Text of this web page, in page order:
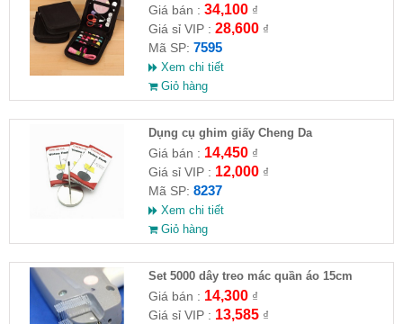
Giá bán : 34,100₫
Giá sỉ VIP : 28,600₫
Mã SP: 7595
Xem chi tiết
Giỏ hàng
Dụng cụ ghim giấy Cheng Da
Giá bán : 14,450₫
Giá sỉ VIP : 12,000₫
Mã SP: 8237
Xem chi tiết
Giỏ hàng
Set 5000 dây treo mác quần áo 15cm
Giá bán : 14,300₫
Giá sỉ VIP : 13,585₫